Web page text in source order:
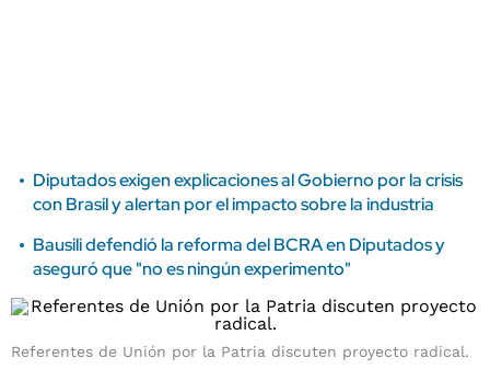
Diputados exigen explicaciones al Gobierno por la crisis
con Brasil y alertan por el impacto sobre la industria
Bausili defendió la reforma del BCRA en Diputados y
aseguró que "no es ningún experimento"
Referentes de Unión por la Patria discuten proyecto radical.